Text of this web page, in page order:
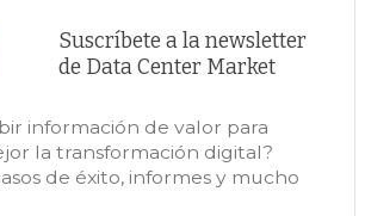
Suscríbete a la newsletter
de Data Center Market
información de valor para
la transformación digital?
de éxito, informes y mucho